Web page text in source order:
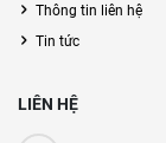
Thông tin liên hệ
Tin tức
LIÊN HỆ